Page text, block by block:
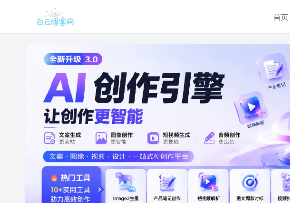
首页